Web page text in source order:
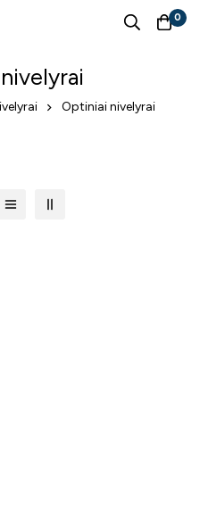
0
Optiniai nivelyrai